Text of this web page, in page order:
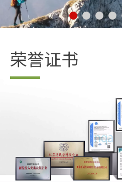
营收超过2.5亿元
营收1.4亿元，腔镜吻合
获得国家高新技术企业认
荣誉证书